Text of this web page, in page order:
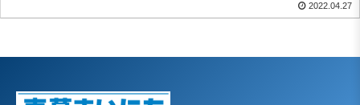
2022.04.27